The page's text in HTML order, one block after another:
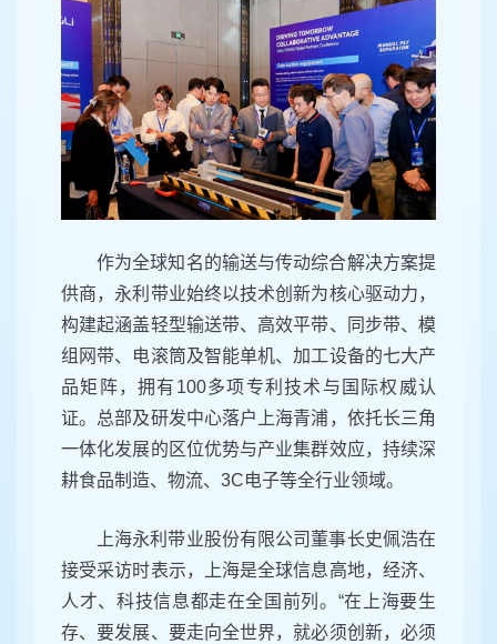
作为全球知名的输送与传动综合解决方案提
供商，永利带业始终以技术创新为核心驱动力，
构建起涵盖轻型输送带、高效平带、同步带、模
组网带、电滚筒及智能单机、加工设备的七大产
品矩阵，拥有100多项专利技术与国际权威认
证。总部及研发中心落户上海青浦，依托长三角
一体化发展的区位优势与产业集群效应，持续深
耕食品制造、物流、3C电子等全行业领域。
上海永利带业股份有限公司董事长史佩浩在
接受采访时表示，上海是全球信息高地，经济、
人才、科技信息都走在全国前列。“在上海要生
存、要发展、要走向全世界，就必须创新，必须